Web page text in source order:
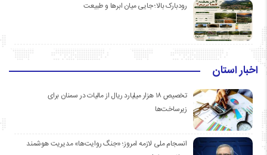
رودبارک بالا؛ جایی میان ابرها و طبیعت
اخبار استان
تخصیص ۱۸ هزار میلیارد ریال از مالیات در سمنان برای
زیرساخت‌ها
انسجام ملی لازمه امروز؛ «جنگ روایت‌ها» مدیریت هوشمند